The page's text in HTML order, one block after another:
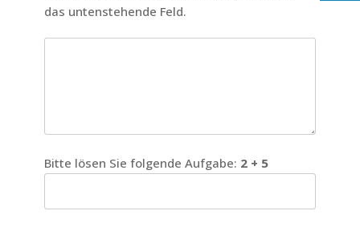
das untenstehende Feld.
Bitte lösen Sie folgende Aufgabe: 2 + 5